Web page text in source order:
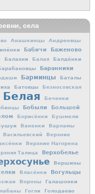
села
Анашкинцы Андреевцы
Бабичи Баженово
Балахни Балая
Балдёнки
Баранники
Барминцы
Баталы
Батовцы Безносовская
Белая
Беченки
Бобыли
Большой
Борисёнки Бушмели
Ваненки
Варламы
Васильевский
Верхние
Верхние Нагорена
Талица
Верхобелье
Вершины
Власёнки Вогульцы
Вороны Галашонки
Гогли Голодаево